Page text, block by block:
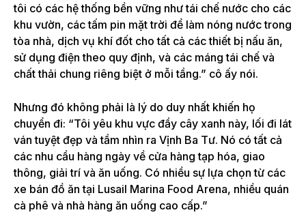
tôi có các hệ thống bền vững như tái chế nước cho các
khu vườn, các tấm pin mặt trời để làm nóng nước trong
tòa nhà, dịch vụ khí đốt cho tất cả các thiết bị nấu ăn,
sử dụng điện theo quy định, và các máng tái chế và
chất thải chung riêng biệt ở mỗi tầng.” cô ấy nói.
Nhưng đó không phải là lý do duy nhất khiến họ
chuyển đi: “Tôi yêu khu vực đầy cây xanh này, lối đi lát
ván tuyệt đẹp và tầm nhìn ra Vịnh Ba Tư. Nó có tất cả
các nhu cầu hàng ngày về cửa hàng tạp hóa, giao
thông, giải trí và ăn uống. Có nhiều sự lựa chọn từ các
xe bán đồ ăn tại Lusail Marina Food Arena, nhiều quán
cà phê và nhà hàng ăn uống cao cấp.”